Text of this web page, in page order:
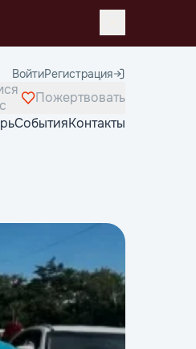
ВойтиРегистрация
Пожертвовать
СобытияКонтакты